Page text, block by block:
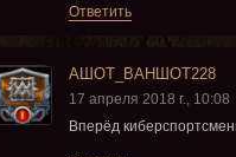
Ответить
АШОТ_ВАНШОТ228
17 апреля 2018 г., 10:08
Вперёд